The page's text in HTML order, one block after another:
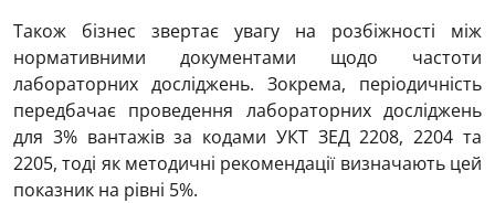
Також бізнес звертає увагу на розбіжності між
нормативними документами щодо частоти
лабораторних досліджень. Зокрема, періодичність
передбачає проведення лабораторних досліджень
для 3% вантажів за кодами УКТ ЗЕД 2208, 2204 та
2205, тоді як методичні рекомендації визначають цей
показник на рівні 5%.